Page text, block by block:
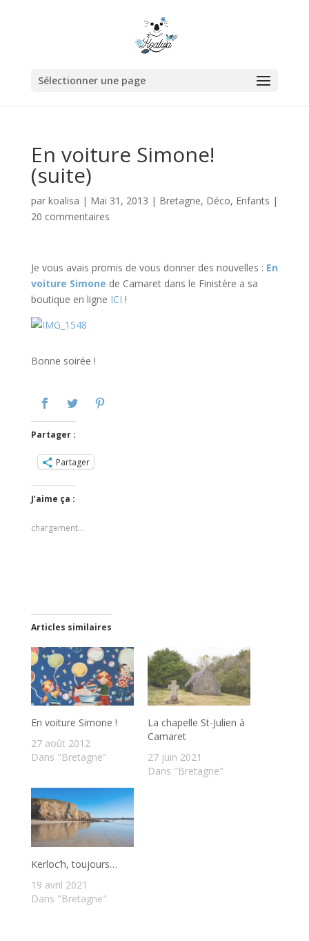
Sélectionner une page
En voiture Simone!
(suite)
par koalisa | Mai 31, 2013 | Bretagne, Déco, Enfants |
20 commentaires
Je vous avais promis de vous donner des nouvelles : En
voiture Simone de Camaret dans le Finistère a sa
boutique en ligne ICI !
Bonne soirée !
Partager :
Partager
J’aime ça :
chargement…
Articles similaires
En voiture Simone !
27 août 2012
Dans "Bretagne"
La chapelle St-Julien à
Camaret
27 juin 2021
Dans "Bretagne"
Kerloc’h, toujours…
19 avril 2021
Dans "Bretagne"